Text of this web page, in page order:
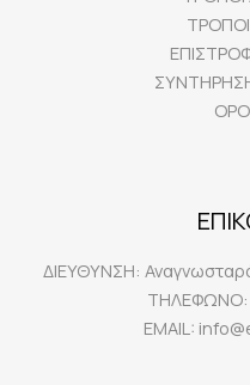
ΔΙΕΥΘΥΝΣΗ:
ΤΗΛΕΦΩΝΟ:
EMAIL: